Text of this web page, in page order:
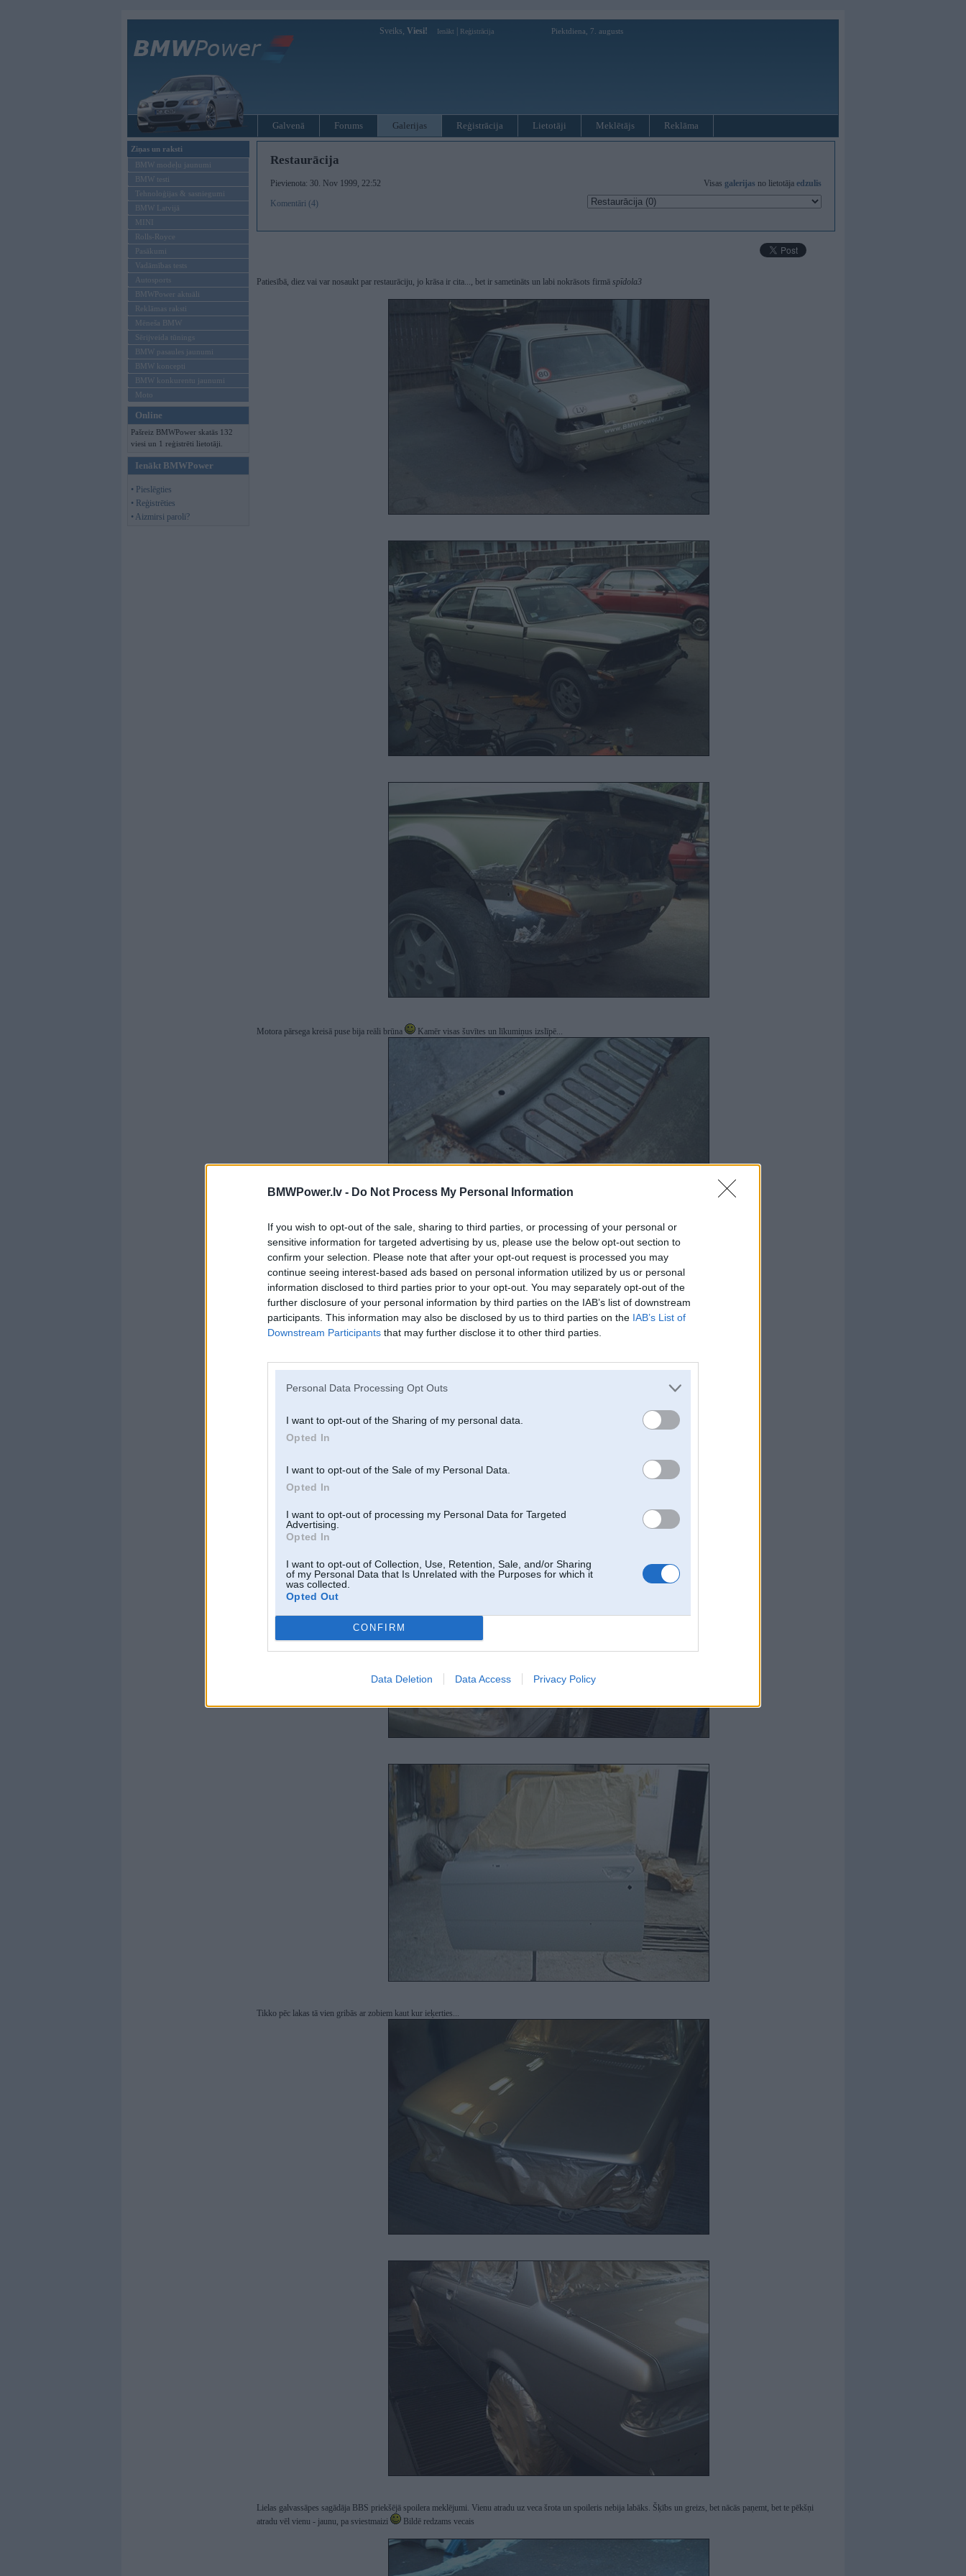
BMWPower.lv - Do Not Process My Personal Information
If you wish to opt-out of the sale, sharing to third parties, or processing of your personal or
sensitive information for targeted advertising by us, please use the below opt-out section to
confirm your selection. Please note that after your opt-out request is processed you may
continue seeing interest-based ads based on personal information utilized by us or personal
information disclosed to third parties prior to your opt-out. You may separately opt-out of the
further disclosure of your personal information by third parties on the IAB’s list of downstream
participants. This information may also be disclosed by us to third parties on the IAB’s List of
Downstream Participants that may further disclose it to other third parties.
Personal Data Processing Opt Outs
I want to opt-out of the Sharing of my personal data.
Opted In
I want to opt-out of the Sale of my Personal Data.
Opted In
I want to opt-out of processing my Personal Data for Targeted
Advertising.
Opted In
I want to opt-out of Collection, Use, Retention, Sale, and/or Sharing
of my Personal Data that Is Unrelated with the Purposes for which it
was collected.
Opted Out
CONFIRM
Data Deletion Data Access Privacy Policy
Sveiks, Viesi! Ienākt Reģistrācija Piektdiena, 7. augusts
Galvenā Forums Galerijas Reģistrācija Lietotāji Meklētājs Reklāma
Ziņas un raksti
BMW modeļu jaunumi
BMW testi
Tehnoloģijas & sasniegumi
BMW Latvijā
MINI
Rolls-Royce
Pasākumi
Vadāmības tests
Autosports
BMWPower aktuāli
Reklāmas raksti
Mēneša BMW
Sērijveida tūnings
BMW pasaules jaunumi
BMW koncepti
BMW konkurentu jaunumi
Moto
Online
Pašreiz BMWPower skatās 132
viesi un 1 reģistrēti lietotāji.
Ienākt BMWPower
• Pieslēgties
• Reģistrēties
• Aizmirsi paroli?
Restaurācija
Pievienota: 30. Nov 1999, 22:52
Komentāri (4)
Visas galerijas no lietotāja edzulis
Patiesībā, diez vai var nosaukt par restaurāciju, jo krāsa ir cita..., bet ir sametināts un labi nokrāsots firmā spīdola3
Motora pārsega kreisā puse bija reāli brūna Kamēr visas šuvītes un līkumiņus izslīpē...
Tikko pēc lakas tā vien gribās ar zobiem kaut kur ieķerties...
Lielas galvassāpes sagādāja BBS priekšējā spoilera meklējumi. Vienu atradu uz veca šrota un spoileris nebija labāks. Šķībs un greizs, bet nācās paņemt, bet te pēkšņi
atradu vēl vienu - jaunu, pa sviestmaizi
Bildē redzams vecais